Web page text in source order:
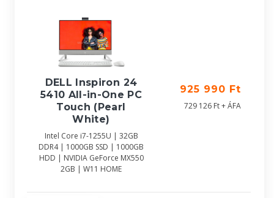
DELL Inspiron 24
5410 All-in-One PC
Touch (Pearl
White)
Intel Core i7-1255U | 32GB
DDR4 | 1000GB SSD | 1000GB
HDD | NVIDIA GeForce MX550
2GB | W11 HOME
925 990 Ft
729 126 Ft + ÁFA